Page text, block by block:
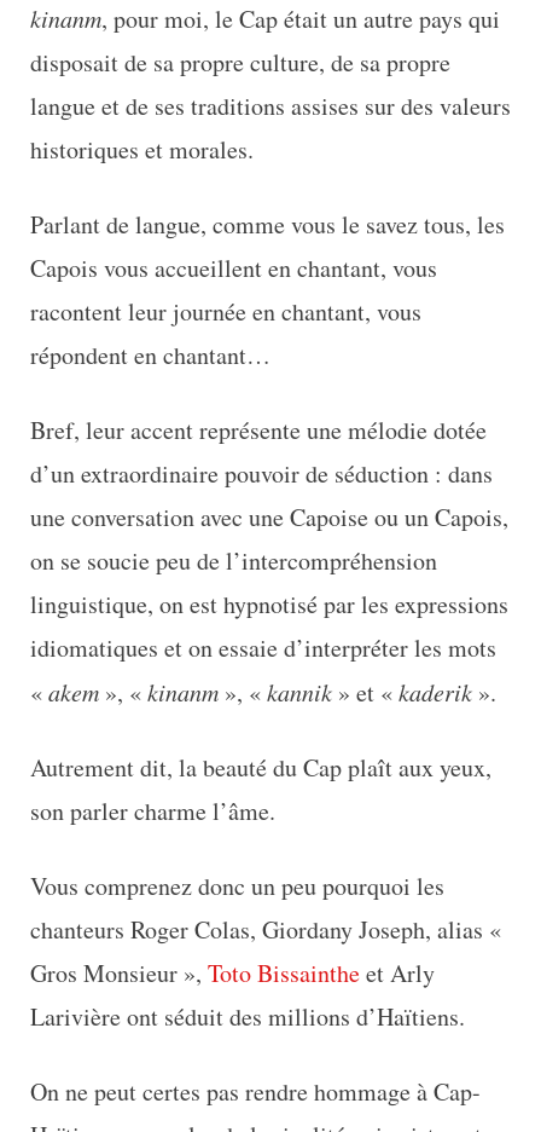
kinanm, pour moi, le Cap était un autre pays qui
disposait de sa propre culture, de sa propre
langue et de ses traditions assises sur des valeurs
historiques et morales.
Parlant de langue, comme vous le savez tous, les
Capois vous accueillent en chantant, vous
racontent leur journée en chantant, vous
répondent en chantant…
Bref, leur accent représente une mélodie dotée
d’un extraordinaire pouvoir de séduction : dans
une conversation avec une Capoise ou un Capois,
on se soucie peu de l’intercompréhension
linguistique, on est hypnotisé par les expressions
idiomatiques et on essaie d’interpréter les mots
«akem », «kinanm », «kannik » et «kaderik ».
Autrement dit, la beauté du Cap plaît aux yeux,
son parler charme l’âme.
Vous comprenez donc un peu pourquoi les
chanteurs Roger Colas, Giordany Joseph, alias «
Gros Monsieur », Toto Bissaintheet Arly
Larivière ont séduit des millions d’Haïtiens.
On ne peut certes pas rendre hommage à Cap-